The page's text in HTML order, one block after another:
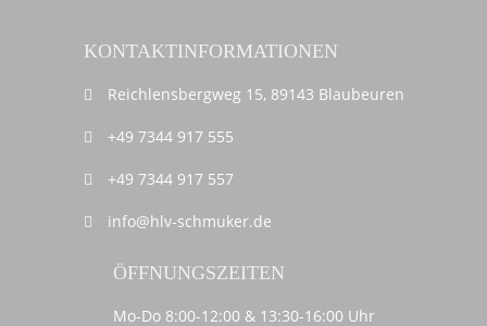
KONTAKTINFORMATIONEN
Reichlensbergweg 15, 89143 Blaubeuren
+49 7344 917 555
+49 7344 917 557
info@hlv-schmuker.de
ÖFFNUNGSZEITEN
Mo-Do 8:00-12:00 & 13:30-16:00 Uhr